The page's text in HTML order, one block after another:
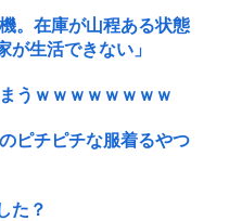
。在庫が山程ある状態
が生活できない」
うｗｗｗｗｗｗｗｗ
ピチピチな服着るやつ
た？